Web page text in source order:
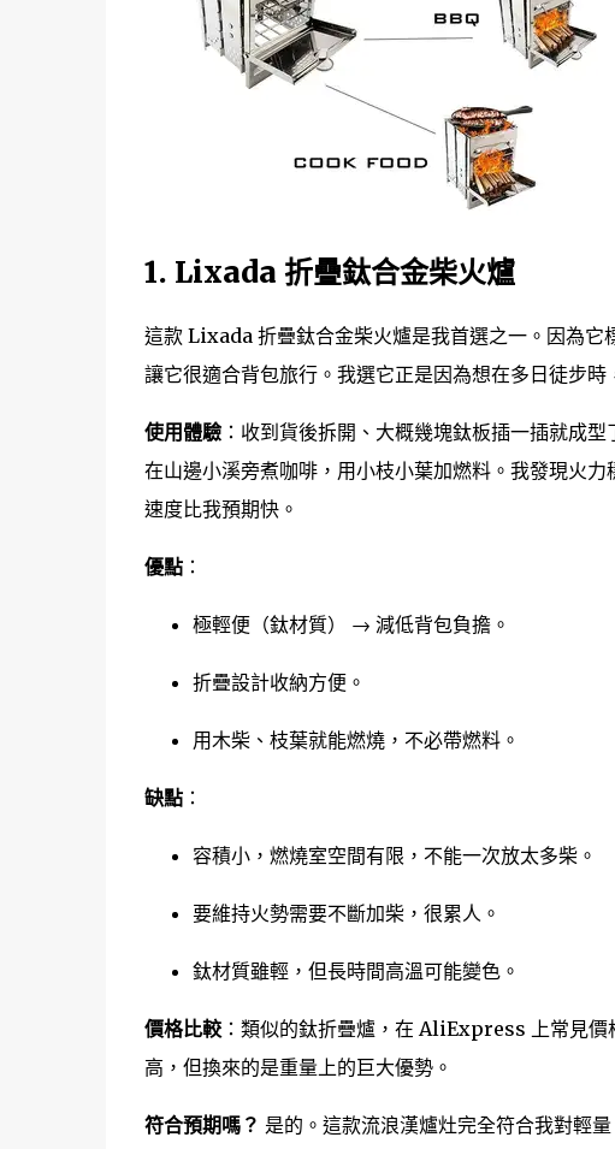
1. Lixada 折疊鈦合金柴火爐
這款 Lixada 折疊鈦合金柴火爐是我首選之一。因為
讓它很適合背包旅行。我選它正是因為想在多日徒步
使用體驗：收到貨後拆開、大概幾塊鈦板插一插就成
在山邊小溪旁煮咖啡，用小枝小葉加燃料。我發現火
速度比我預期快。
優點：
極輕便（鈦材質） → 減低背包負擔。
折疊設計收納方便。
用木柴、枝葉就能燃燒，不必帶燃料。
缺點：
容積小，燃燒室空間有限，不能一次放太多柴。
要維持火勢需要不斷加柴，很累人。
鈦材質雖輕，但長時間高溫可能變色。
價格比較：類似的鈦折疊爐，在 AliExpress 上常見價
高，但換來的是重量上的巨大優勢。
符合預期嗎？ 是的。這款流浪漢爐灶完全符合我對輕